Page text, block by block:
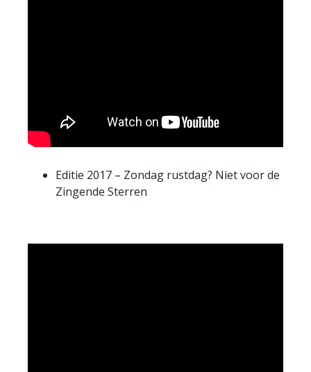
Editie 2017 – Zondag rustdag? Niet voor de
Zingende Sterren